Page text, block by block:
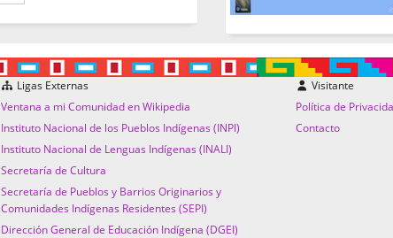
Ligas Externas
Ventana a mi Comunidad en Wikipedia
Instituto Nacional de los Pueblos Indígenas (INPI)
Instituto Nacional de Lenguas Indígenas (INALI)
Secretaría de Cultura
Secretaría de Pueblos y Barrios Originarios y
Comunidades Indígenas Residentes (SEPI)
Dirección General de Educación Indígena (DGEI)
Visitante
Política de
Contacto